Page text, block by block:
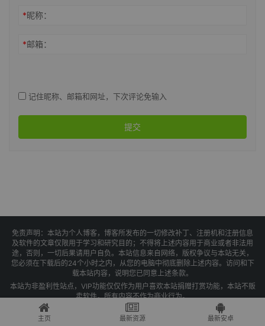
*昵称：
*邮箱：
记住昵称、邮箱和网址，下次评论免输入
提交
免责声明：本站为个人博客，博客所发布的一切修改补丁、注册机和注册信息
及软件的文章仅限用于学习和研究目的；不得将上述内容用于商业或者非法用
途，否则，一切后果请用户自负。本站信息来自网络，版权争议与本站无关，
您必须在下载后的24个小时之内，从您的电脑中彻底删除上述内容。访问和下
载本站内容，说明您已同意上述条款。
本站为非盈利性站点，VIP功能仅仅作为用户喜欢本站捐赠打赏功能，本站不贩
卖软件，所有内容不作为商业行为。
Copyright © 2025 果核剥壳 - 琼ICP备2021004479号-1
主页 最新资源 最新安卓